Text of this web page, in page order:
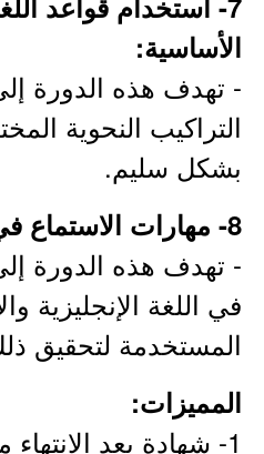
الأساسية:
- تهدف هذه الدورة
التراكيب النحوية
بشكل سليم.
8- مهارات الاستماع في اللغة الإنجليزية:
- تهدف هذه الدورة
في اللغة الإنجليزية
المستخدمة لتحقيق
المميزات:
1- شهادة بعد الانتهاء من التدريب.